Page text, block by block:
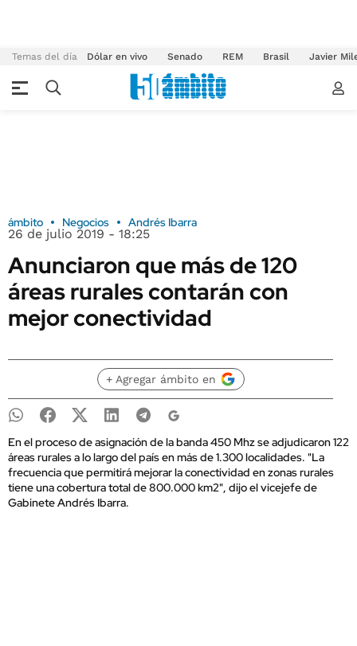
Temas del día Dólar en vivo Senado REM Brasil Javier
ámbito Negocios Andrés Ibarra
26 de julio 2019 - 18:25
Anunciaron que más de 120
áreas rurales contarán con
mejor conectividad
+ Agregar ámbito en
En el proceso de asignación de la banda 450 Mhz se adjudicaron 122
áreas rurales a lo largo del país en más de 1.300 localidades. "La
frecuencia que permitirá mejorar la conectividad en zonas rurales
tiene una cobertura total de 800.000 km2", dijo el vicejefe de
Gabinete Andrés Ibarra.